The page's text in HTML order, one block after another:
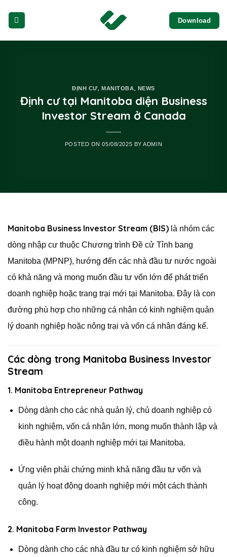
content
Download
ĐỊNH CƯ,MANITOBA NEWS
Định cư tại Manitoba diện Business
Investor Stream ở Canada
POSTED ON05/08/2025 BYADMIN
Manitoba Business Investor Stream (BIS) là nhóm các
dòng nhập cư thuộc Chương trình Đề cử Tỉnh bang
Manitoba (MPNP), hướng đến các nhà đầu tư nước ngoài
có khả năng và mong muốn đầu tư vốn lớn để phát triển
doanh nghiệp hoặc trang trại mới tại Manitoba. Đây là con
đường phù hợp cho những cá nhân có kinh nghiệm quản
lý doanh nghiệp hoặc nông trại và vốn cá nhân đáng kể.
Các dòng trong Manitoba Business Investor
Stream
1. Manitoba Entrepreneur Pathway
Dòng dành cho các nhà quản lý, chủ doanh nghiệp có
kinh nghiệm, vốn cá nhân lớn, mong muốn thành lập và
điều hành một doanh nghiệp mới tại Manitoba.
Ứng viên phải chứng minh khả năng đầu tư vốn và
quản lý hoạt động doanh nghiệp mới một cách thành
công.
2. Manitoba Farm Investor Pathway
Dòng dành cho các nhà đầu tư có kinh nghiệm sở hữu